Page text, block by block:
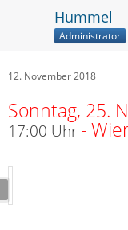
Hummel
Administrator
12. November 2018
Sonntag, 25.
17:00 Uhr -